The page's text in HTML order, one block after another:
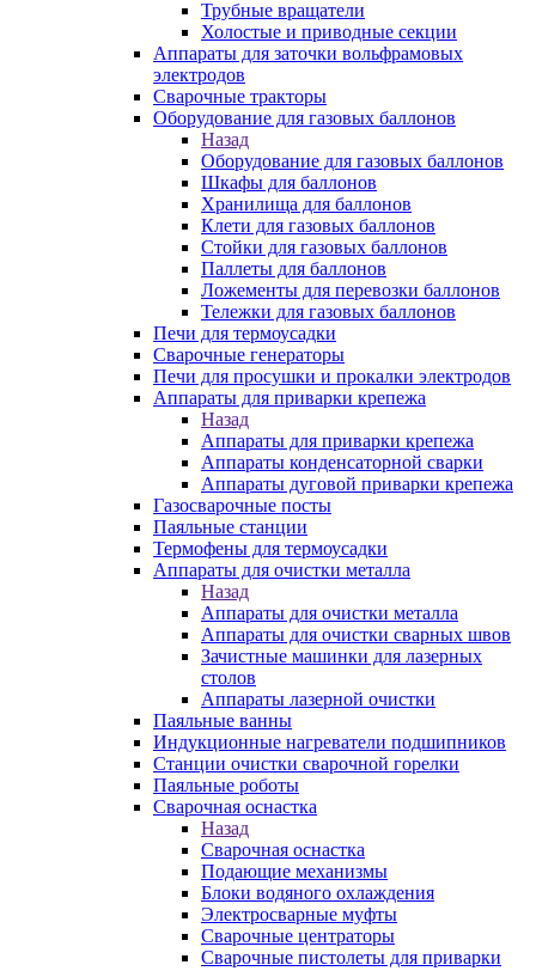
Трубные вращатели
Холостые и приводные секции
Аппараты для заточки вольфрамовых
электродов
Сварочные тракторы
Оборудование для газовых баллонов
Назад
Оборудование для газовых баллонов
Шкафы для баллонов
Хранилища для баллонов
Клети для газовых баллонов
Стойки для газовых баллонов
Паллеты для баллонов
Ложементы для перевозки баллонов
Тележки для газовых баллонов
Печи для термоусадки
Сварочные генераторы
Печи для просушки и прокалки электродов
Аппараты для приварки крепежа
Назад
Аппараты для приварки крепежа
Аппараты конденсаторной сварки
Аппараты дуговой приварки крепежа
Газосварочные посты
Паяльные станции
Термофены для термоусадки
Аппараты для очистки металла
Назад
Аппараты для очистки металла
Аппараты для очистки сварных швов
Зачистные машинки для лазерных
столов
Аппараты лазерной очистки
Паяльные ванны
Индукционные нагреватели подшипников
Станции очистки сварочной горелки
Паяльные роботы
Сварочная оснастка
Назад
Сварочная оснастка
Подающие механизмы
Блоки водяного охлаждения
Электросварные муфты
Сварочные центраторы
Сварочные пистолеты для приварки